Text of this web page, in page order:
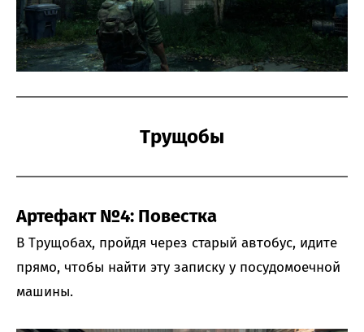
Трущобы
Артефакт №4: Повестка
В Трущобах, пройдя через старый автобус, идите
прямо, чтобы найти эту записку у посудомоечной
машины.